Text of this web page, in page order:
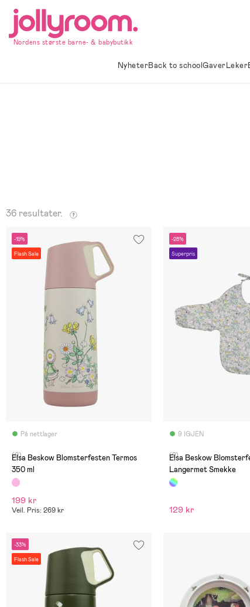
Hoppa
innehållet
Nordens største barne- & babybutikk
NyheterBack to schoolGaverLeker
36 resultater.
-19%
Flash Sale
På nettlager
(0)
Elsa Beskow Blomsterfesten Termos
350 ml
199 kr
Veil. Pris: 269 kr
-28%
Superpris
9 IGJEN
(2)
Elsa Beskow Blomsterfestival
Langermet Smekke
129 kr
-33%
Flash Sale